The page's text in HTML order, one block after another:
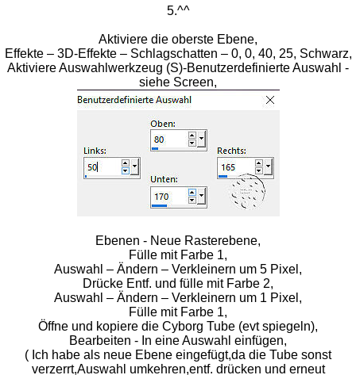
5.^^
Aktiviere die oberste Ebene,
Effekte – 3D-Effekte – Schlagschatten – 0, 0, 40, 25, Schwarz,
Aktiviere Auswahlwerkzeug (S)-Benutzerdefinierte Auswahl -
siehe Screen,
Ebenen - Neue Rasterebene,
Fülle mit Farbe 1,
Auswahl – Ändern – Verkleinern um 5 Pixel,
Drücke Entf. und fülle mit Farbe 2,
Auswahl – Ändern – Verkleinern um 1 Pixel,
Fülle mit Farbe 1,
Öffne und kopiere die Cyborg Tube (evt spiegeln),
Bearbeiten - In eine Auswahl einfügen,
( Ich habe als neue Ebene eingefügt,da die Tube sonst
verzerrt,Auswahl umkehren,entf. drücken und erneut